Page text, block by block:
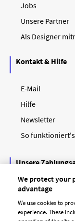
Jobs
Unsere Partner
Als Designer
Kontakt & Hilfe
E-Mail
Hilfe
Newsletter
So funktioniert's
Unsere
We protect your
advantage
We use cookies to
experience. These